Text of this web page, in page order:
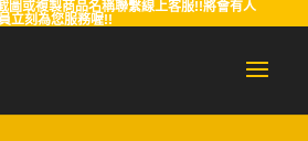
圖或複製商品名稱聯繫線上客服!!將會有人
立刻為您服務喔!!